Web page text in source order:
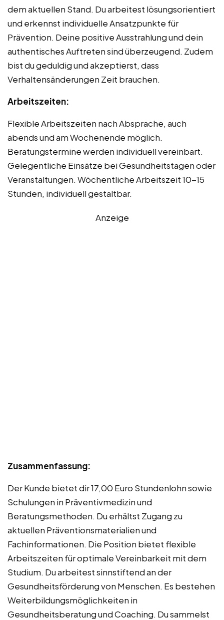
dem aktuellen Stand. Du arbeitest lösungsorientiert
und erkennst individuelle Ansatzpunkte für
Prävention. Deine positive Ausstrahlung und dein
authentisches Auftreten sind überzeugend. Zudem
bist du geduldig und akzeptierst, dass
Verhaltensänderungen Zeit brauchen.
Arbeitszeiten:
Flexible Arbeitszeiten nach Absprache, auch
abends und am Wochenende möglich.
Beratungstermine werden individuell vereinbart.
Gelegentliche Einsätze bei Gesundheitstagen oder
Veranstaltungen. Wöchentliche Arbeitszeit 10-15
Stunden, individuell gestaltbar.
Anzeige
Zusammenfassung:
Der Kunde bietet dir 17,00 Euro Stundenlohn sowie
Schulungen in Präventivmedizin und
Beratungsmethoden. Du erhältst Zugang zu
aktuellen Präventionsmaterialien und
Fachinformationen. Die Position bietet flexible
Arbeitszeiten für optimale Vereinbarkeit mit dem
Studium. Du arbeitest sinnstiftend an der
Gesundheitsförderung von Menschen. Es bestehen
Weiterbildungsmöglichkeiten in
Gesundheitsberatung und Coaching. Du sammelst